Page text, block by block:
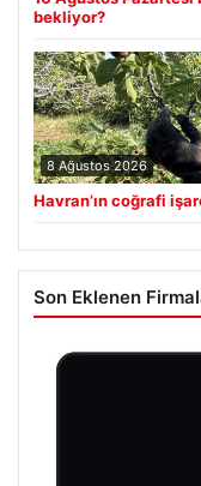
bekliyor?
8 Ağustos 2026
Havran’ın coğrafi
Son Eklenen